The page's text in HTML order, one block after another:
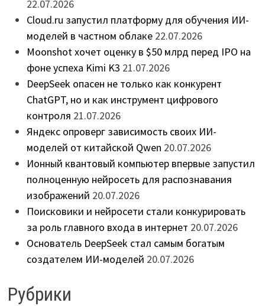
22.07.2026
Cloud.ru запустил платформу для обучения ИИ-
моделей в частном облаке 22.07.2026
Moonshot хочет оценку в $50 млрд перед IPO на
фоне успеха Kimi K3 21.07.2026
DeepSeek опасен не только как конкурент
ChatGPT, но и как инструмент цифрового
контроля 21.07.2026
Яндекс опроверг зависимость своих ИИ-
моделей от китайской Qwen 20.07.2026
Ионный квантовый компьютер впервые запустил
полноценную нейросеть для распознавания
изображений 20.07.2026
Поисковики и нейросети стали конкурировать
за роль главного входа в интернет 20.07.2026
Основатель DeepSeek стал самым богатым
создателем ИИ-моделей 20.07.2026
Рубрики